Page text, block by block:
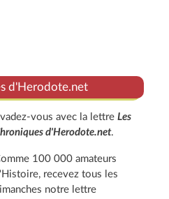
d'Herodote.net
vous avec la lettre Les
d'Herodote.net.
100 000 amateurs
recevez tous les
notre lettre